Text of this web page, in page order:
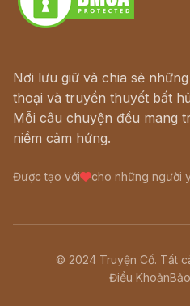
Nơi lưu giữ và chia sẻ
thoại và truyền thuyết bất
Mỗi câu chuyện đều mang
niềm cảm hứng.
Được tạo với cho những người
© 2024 Truyện Cổ. Tất
Điều Khoản